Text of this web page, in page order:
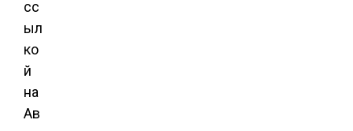
сс
ыл
ко
й
на
Ав